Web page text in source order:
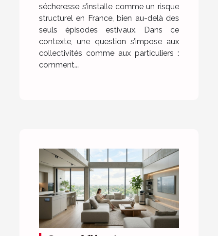
sécheresse s’installe comme un risque
structurel en France, bien au-delà des
seuls épisodes estivaux. Dans ce
contexte, une question s’impose aux
collectivités comme aux particuliers :
comment...